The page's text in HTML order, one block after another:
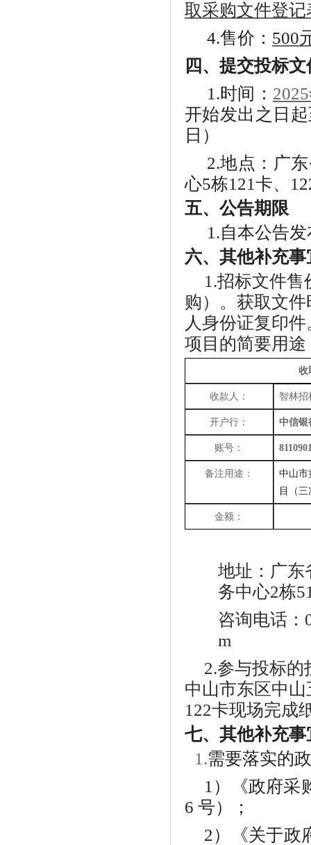
取采购文件登
4.售价： 500
四、提交投标
1.时间： 2025
开始发出之日
日）
2.地点： 广
心5栋121卡、
五、公告期限
1.自本公告
六、 其他补充事
1.招标文件售
购）。获取文
人身份证复印
项目的简要用途
收
收款人： 智林招
开户行： 中信银
账号：
备注用途：
中山市
目（三
金额：
地址： 广东
务中心2栋
咨询电话：
m
2.参与投标
中山市东区中
122卡现场完成
七、 其他补充事
1.需要落实的
1）《政府采
6 号）；
2）《关于政